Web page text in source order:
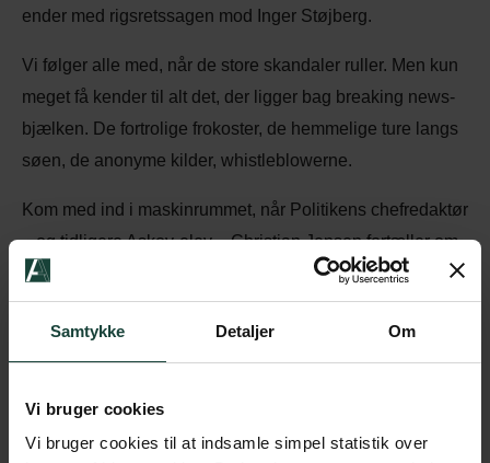
Samtykke Detaljer Om
Vi bruger cookies
Vi bruger cookies til at indsamle simpel statistik over
ender med rigsretssagen mod Inger Støjberg.
Vi følger alle med, når de store skandaler ruller. Men kun
meget få kender til alt det, der ligger bag breaking news-
bjælken. De fortrolige frokoster, de hemmelige ture langs
søen, de anonyme kilder, whistleblowerne.
Kom med ind i maskinrummet, når Politikens chefredaktør
– og tidligere Askov-elev – Christian Jensen fortæller om
nogle af de største afsløringer i dansk presse fra Edward
Snowden over den forbudte PET-bog til afsløringen af
Inger Støjberg.
whistleblowerens stemme og skjulte hånd. Vores
samfund er ikke stærkere end de modige kilder, der tør